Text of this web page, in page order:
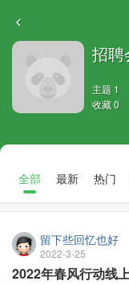
招聘
主题 1
收藏 0
全部 最新 热门
留下些回忆也好
2022-3-25
2022年春风行动线